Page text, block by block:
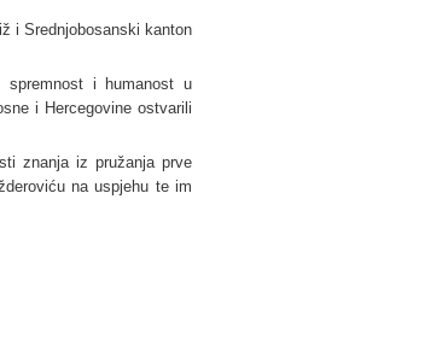
i Srednjobosanski kanton
spremnost i humanost u
i Hercegovine ostvarili
znanja iz pružanja prve
na uspjehu te im